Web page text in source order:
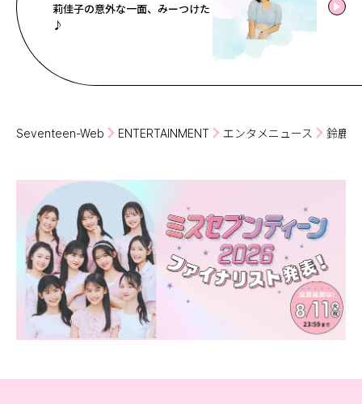
莉佳子の意外な一面、みーつけた
♪
Seventeen-Web ENTERTAINMENT エンタメニュース 鈴鹿